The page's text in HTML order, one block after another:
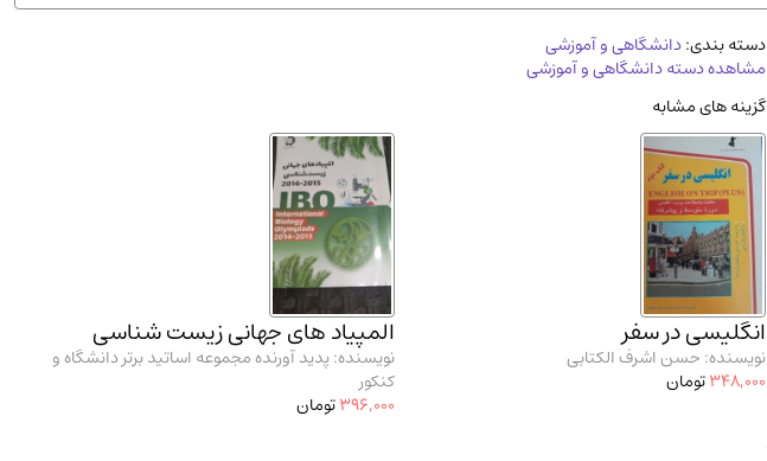
دسته بندی:دانشگاهی و آموزشی
مشاهده دسته دانشگاهی و آموزشی
گزینه های مشابه
انگلیسی در سفر
نویسنده: حسن اشرف الکتابی
348,000تومان
المپیاد های جهانی زیست شناسی
نویسنده: پدید آورنده مجموعه اساتید برتر دانشگاه و
کنکور
396,000تومان